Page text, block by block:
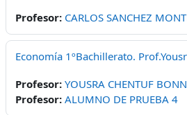
Profesor: CARLOS SANCHEZ
Economía 1ºBachillerato.
Profesor: YOUSRA CHENTUF
Profesor: ALUMNO DE PRUEBA 4